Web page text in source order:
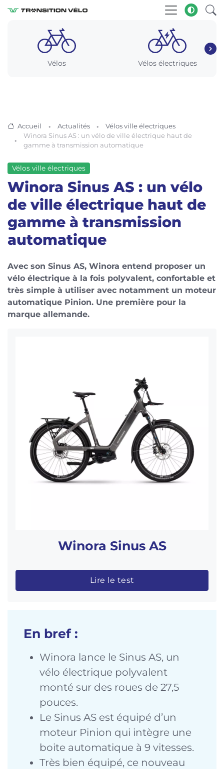
Vélos Vélos électriques
Accueil Actualités
Vélos ville électriques
Winora Sinus AS : un vélo de ville électrique haut de
gamme à transmission automatique
Vélos ville électriques
Winora Sinus AS : un vélo
de ville électrique haut de
gamme à transmission
automatique
Avec son Sinus AS, Winora entend proposer un
vélo électrique à la fois polyvalent, confortable et
très simple à utiliser avec notamment un moteur
automatique Pinion. Une première pour la
marque allemande.
Winora Sinus AS
Lire le test
En bref :
Winora lance le Sinus AS, un
vélo électrique polyvalent
monté sur des roues de 27,5
pouces.
Le Sinus AS est équipé d’un
moteur Pinion qui intègre une
boite automatique à 9 vitesses.
Très bien équipé, ce nouveau